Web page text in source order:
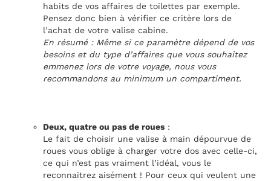
habits de vos affaires de toilettes par exemple.
Pensez donc bien à vérifier ce critère lors de
l’achat de votre valise cabine.
En résumé : Même si ce paramètre dépend de vos
besoins et du type d’affaires que vous souhaitez
emmenez lors de votre voyage, nous vous
recommandons au minimum un compartiment.
Deux, quatre ou pas de roues :
Le fait de choisir une valise à main dépourvue de
roues vous oblige à charger votre dos avec celle-ci,
ce qui n’est pas vraiment l’idéal, vous le
reconnaitrez aisément ! Pour ceux qui veulent une